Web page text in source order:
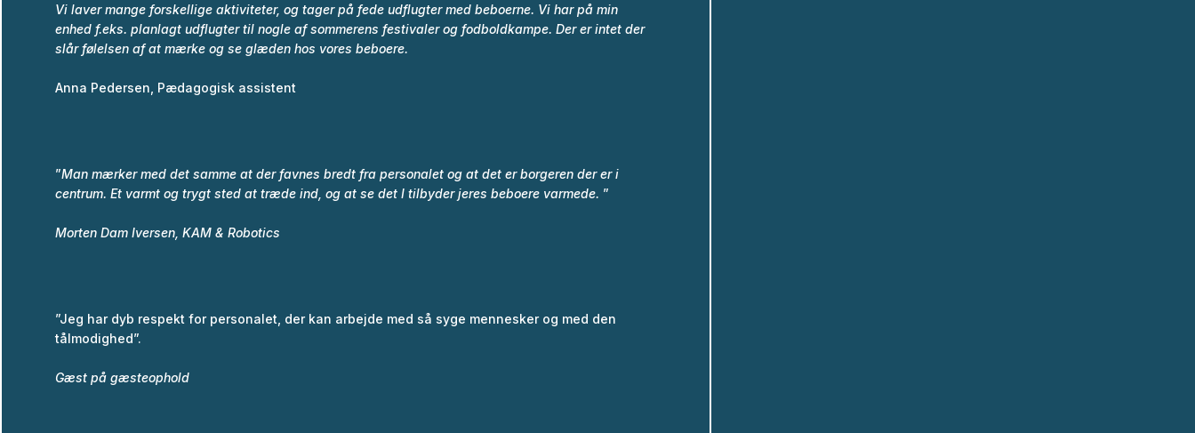
Vi laver mange forskellige aktiviteter, og tager på fede udflugter med beboerne. Vi har på min
enhed f.eks. planlagt udflugter til nogle af sommerens festivaler og fodboldkampe. Der er intet der
slår følelsen af at mærke og se glæden hos vores beboere.
Anna Pedersen, Pædagogisk assistent
”Man mærker med det samme at der favnes bredt fra personalet og at det er borgeren der er i
centrum. Et varmt og trygt sted at træde ind, og at se det I tilbyder jeres beboere varmede. ”
Morten Dam Iversen, KAM & Robotics
”Jeg har dyb respekt for personalet, der kan arbejde med så syge mennesker og med den
tålmodighed”.
Gæst på gæsteophold